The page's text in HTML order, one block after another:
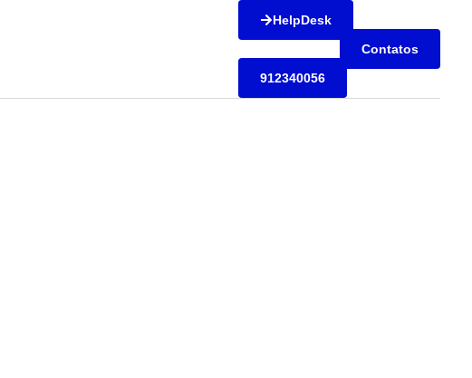
HelpDesk
912340056
Contatos